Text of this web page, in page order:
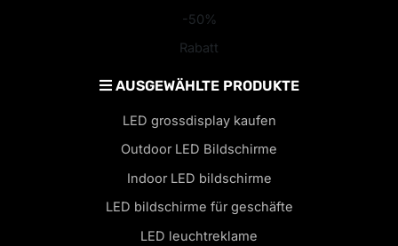
-50%
Rabatt
AUSGEWÄHLTE PRODUKTE
LED grossdisplay kaufen
Outdoor LED Bildschirme
Indoor LED bildschirme
LED bildschirme für geschäfte
LED leuchtreklame